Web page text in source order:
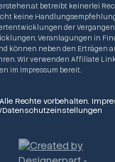
betreibt keinerlei
keine
der
Veranlagungen in
können neben den Erträgen
Wir verwenden Affiliate
im Impressum bereit.
Rechte vorbehalten.
/Datenschutzeinstellungen